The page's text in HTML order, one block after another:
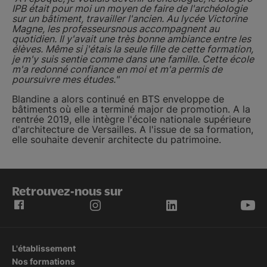
IPB était pour moi un moyen de faire de l'archéologie
sur un bâtiment, travailler l'ancien. Au lycée Victorine
Magne, les professeursnous accompagnent au
quotidien. Il y'avait une très bonne ambiance entre les
élèves. Même si j'étais la seule fille de cette formation,
je m'y suis sentie comme dans une famille. Cette école
m'a redonné confiance en moi et m'a permis de
poursuivre mes études."
Blandine a alors continué en BTS enveloppe de
bâtiments où elle a terminé major de promotion. A la
rentrée 2019, elle intègre l'école nationale supérieure
d'architecture de Versailles. A l'issue de sa formation,
elle souhaite devenir architecte du patrimoine.
Retrouvez-nous sur
L'établissement
Nos formations